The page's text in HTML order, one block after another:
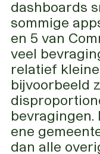
dashboards
sommige
en 5 van
veel
relatief
bijvoorbeeld
bevragingen.
ene
dan alle